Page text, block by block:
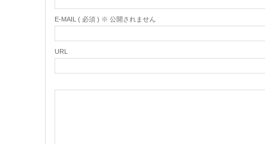
E-MAIL ( 必須 ) ※ 公開されません
URL